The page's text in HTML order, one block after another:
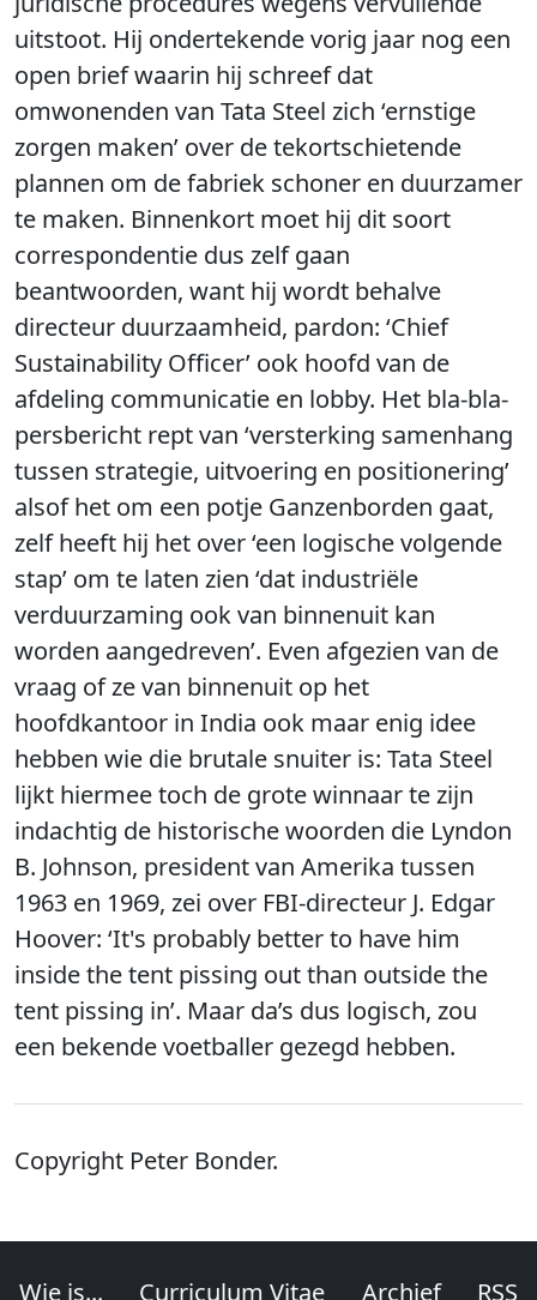
uitstoot. Hij ondertekende vorig jaar nog een
open brief waarin hij schreef dat
omwonenden van Tata Steel zich ‘ernstige
zorgen maken’ over de tekortschietende
plannen om de fabriek schoner en duurzamer
te maken. Binnenkort moet hij dit soort
correspondentie dus zelf gaan
beantwoorden, want hij wordt behalve
directeur duurzaamheid, pardon: ‘Chief
Sustainability Officer’ ook hoofd van de
afdeling communicatie en lobby. Het bla-bla-
persbericht rept van ‘versterking samenhang
tussen strategie, uitvoering en positionering’
alsof het om een potje Ganzenborden gaat,
zelf heeft hij het over ‘een logische volgende
stap’ om te laten zien ‘dat industriële
verduurzaming ook van binnenuit kan
worden aangedreven’. Even afgezien van de
vraag of ze van binnenuit op het
hoofdkantoor in India ook maar enig idee
hebben wie die brutale snuiter is: Tata Steel
lijkt hiermee toch de grote winnaar te zijn
indachtig de historische woorden die Lyndon
B. Johnson, president van Amerika tussen
1963 en 1969, zei over FBI-directeur J. Edgar
Hoover: ‘It's probably better to have him
inside the tent pissing out than outside the
tent pissing in’. Maar da’s dus logisch, zou
een bekende voetballer gezegd hebben.
Copyright Peter Bonder.
Wie is... Curriculum Vitae Archief RSS